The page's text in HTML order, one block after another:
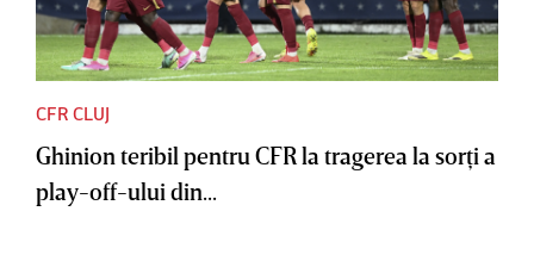
CFR CLUJ
Ghinion teribil pentru CFR la tragerea la sorţi a
play-off-ului din...